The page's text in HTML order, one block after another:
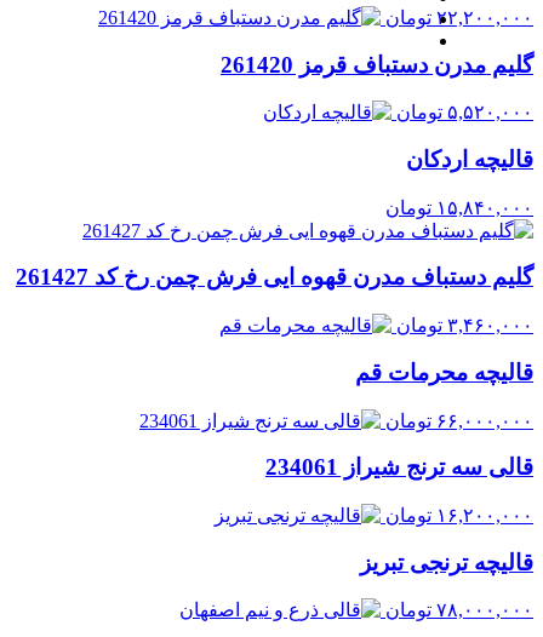
۲۲,۲۰۰,۰۰۰ تومان
گلیم مدرن دستباف قرمز 261420
۵,۵۲۰,۰۰۰ تومان
قالیچه اردکان
۱۵,۸۴۰,۰۰۰ تومان
گلیم دستباف مدرن قهوه ایی فرش چمن رخ کد 261427
۳,۴۶۰,۰۰۰ تومان
قالیچه محرمات قم
۶۶,۰۰۰,۰۰۰ تومان
قالی سه ترنج شیراز 234061
۱۶,۲۰۰,۰۰۰ تومان
قالیچه ترنجی تبریز
۷۸,۰۰۰,۰۰۰ تومان